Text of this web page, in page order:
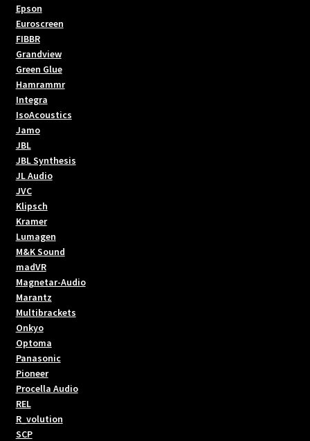
Epson
Euroscreen
FIBBR
Grandview
Green Glue
Hamrammr
Integra
IsoAcoustics
Jamo
JBL
JBL Synthesis
JL Audio
JVC
Klipsch
Kramer
Lumagen
M&K Sound
madVR
Magnetar-Audio
Marantz
Multibrackets
Onkyo
Optoma
Panasonic
Pioneer
Procella Audio
REL
R_volution
SCP